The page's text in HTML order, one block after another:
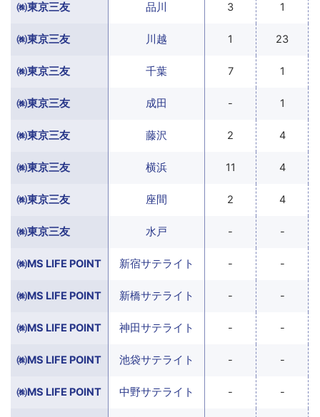
㈱東京三友 品川 3 1
㈱東京三友 川越 1 23
㈱東京三友 千葉 7 1
㈱東京三友 成田 - 1
㈱東京三友 藤沢 2 4
㈱東京三友 横浜 11 4
㈱東京三友 座間 2 4
㈱東京三友 水戸 - -
㈱MS LIFE POINT 新宿サテライト - -
㈱MS LIFE POINT 新橋サテライト - -
㈱MS LIFE POINT 神田サテライト - -
㈱MS LIFE POINT 池袋サテライト - -
㈱MS LIFE POINT 中野サテライト - -